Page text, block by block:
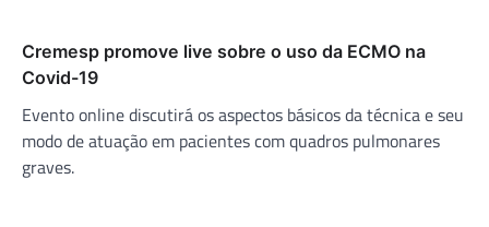
Cremesp promove live sobre o uso da ECMO na
Covid-19
Evento online discutirá os aspectos básicos da técnica e seu
modo de atuação em pacientes com quadros pulmonares
graves.